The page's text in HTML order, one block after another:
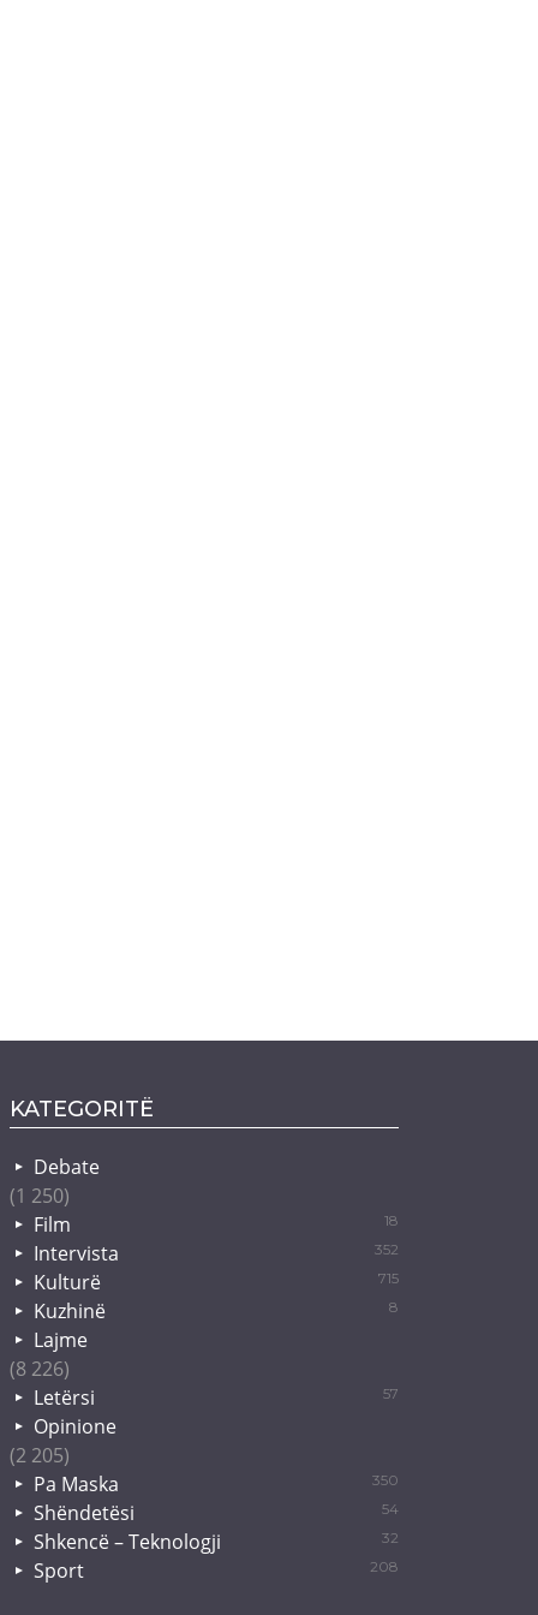
KATEGORITË
Debate
(1 250)
Film
18
Intervista 352
Kulturë 715
Kuzhinë 8
Lajme
(8 226)
Letërsi
57
Opinione
(2 205)
Pa Maska
350
Shëndetësi 54
Shkencë – Teknologji 32
Sport 208